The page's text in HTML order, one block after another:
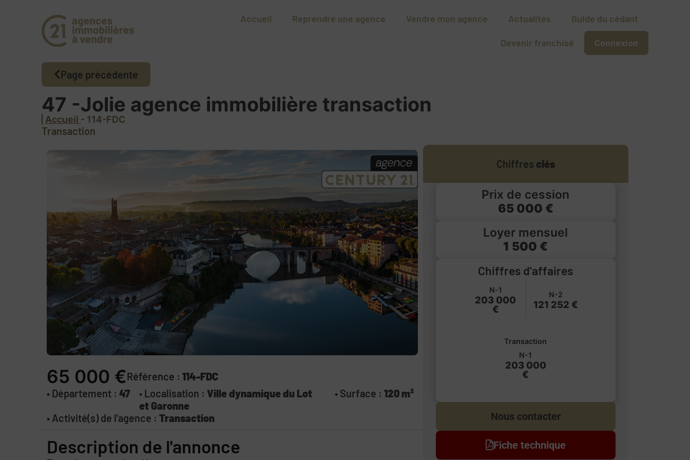
Accueil Reprendre une agence Vendre mon agence Actualités Guide du cédant
Devenir franchisé Connexion
Page précédente
47 -Jolie agence immobilière transaction
Accueil - 114-FDC
Transaction
65 000 €Référence : 114-FDC
• Département : 47 • Localisation :Ville dynamique du Lot
et Garonne
• Surface :120 m²
• Activité(s) de l'agence : Transaction
Description de l'annonce
Chiffres clés
Prix de cession
65 000 €
Loyer mensuel
1 500 €
Chiffres d'affaires
N-1
203 000
€
N-2
121 252 €
Transaction
N-1
203 000
€
Nous contacter
Fiche technique